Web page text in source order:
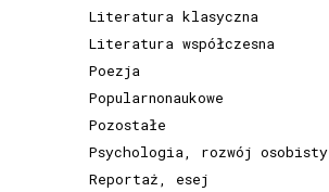
Literatura klasyczna
Literatura współczesna
Poezja
Popularnonaukowe
Pozostałe
Psychologia, rozwój osobisty
Reportaż, esej